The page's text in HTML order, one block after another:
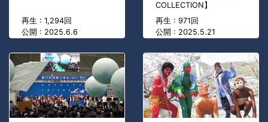
再生 : 1,294回
公開 : 2025.6.6
COLLECTION】
再生 : 971回
公開 : 2025.5.21